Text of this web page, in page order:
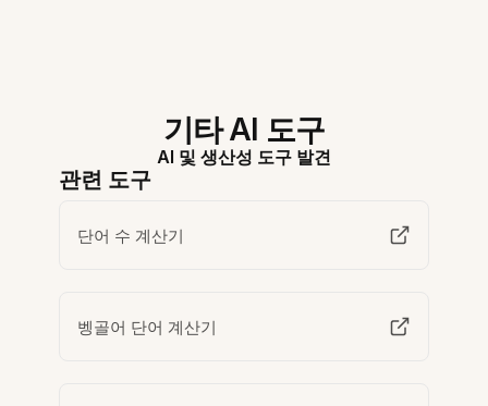
기타 AI 도구
AI 및 생산성 도구 발견
관련 도구
단어 수 계산기
벵골어 단어 계산기